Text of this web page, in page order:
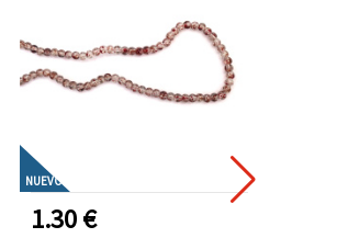
NUEVO
1.30 €